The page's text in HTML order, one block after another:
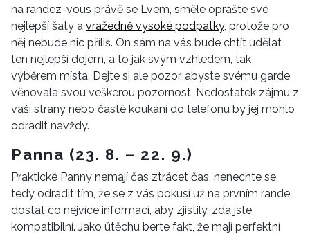
na randez-vous právě se Lvem, směle oprašte své
nejlepší šaty a vražedně vysoké podpatky, protože pro
něj nebude nic příliš. On sám na vás bude chtít udělat
ten nejlepší dojem, a to jak svým vzhledem, tak
výběrem místa. Dejte si ale pozor, abyste svému garde
věnovala svou veškerou pozornost. Nedostatek zájmu z
vaší strany nebo časté koukání do telefonu by jej mohlo
odradit navždy.
Panna (23. 8. – 22. 9.)
Praktické Panny nemají čas ztrácet čas, nenechte se
tedy odradit tím, že se z vás pokusí už na prvním rande
dostat co nejvíce informací, aby zjistily, zda jste
kompatibilní. Jako útěchu berte fakt, že mají perfektní